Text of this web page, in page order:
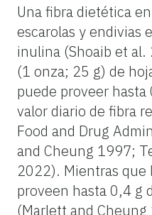
Una fibra dietética
escarolas y endivias
inulina (Shoaib et
(1 onza; 25 g) de
puede proveer
valor diario de fibra
Food and Drug
and Cheung 1997;
2022). Mientras que
proveen hasta 0,4 g
(Marlett and